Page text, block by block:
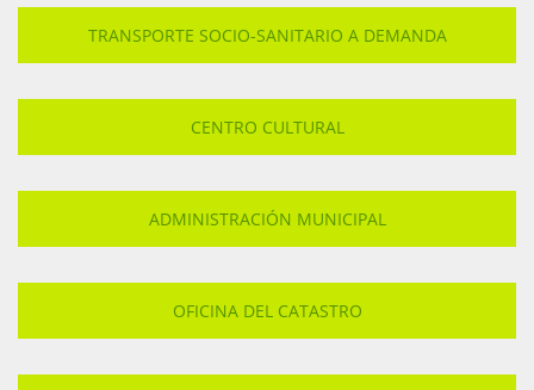
TRANSPORTE SOCIO-SANITARIO A DEMANDA
CENTRO CULTURAL
ADMINISTRACIÓN MUNICIPAL
OFICINA DEL CATASTRO